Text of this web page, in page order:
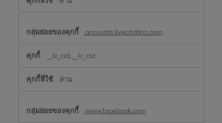
accounts.livechatinc.com
__lc_cid, __lc_cst
สาม
www.facebook.com